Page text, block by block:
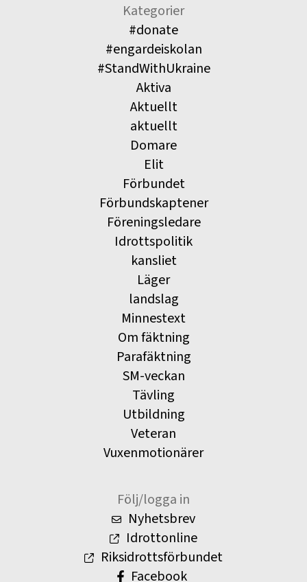
Kategorier
#donate
#engardeiskolan
#StandWithUkraine
Aktiva
Aktuellt
aktuellt
Domare
Elit
Förbundet
Förbundskaptener
Föreningsledare
Idrottspolitik
kansliet
Läger
landslag
Minnestext
Om fäktning
Parafäktning
SM-veckan
Tävling
Utbildning
Veteran
Vuxenmotionärer
Följ/logga in
Nyhetsbrev
Idrottonline
Riksidrottsförbundet
Facebook